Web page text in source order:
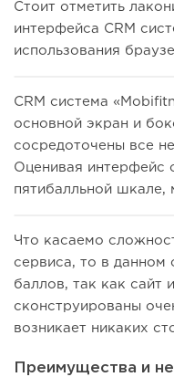
Стоит отметить
интерфейса CRM
использования
CRM система
основной экран и
сосредоточены все
Оценивая интерфейс
пятибалльной шкале,
Что касаемо
сервиса, то в данном
баллов, так как сайт
сконструированы
возникает никаких
Преимущества и